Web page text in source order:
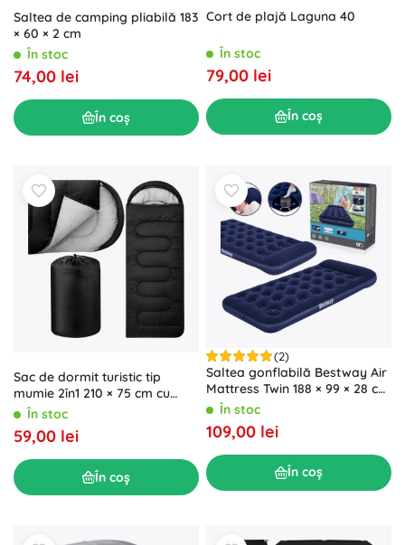
Saltea de camping pliabilă 183
× 60 × 2 cm
În stoc
74,00 lei
În coș
Cort de plajă Laguna 40
În stoc
79,00 lei
În coș
Sac de dormit turistic tip
mumie 2în1 210 × 75 cm cu
glugă, negru
În stoc
59,00 lei
În coș
(2)
Saltea gonflabilă Bestway Air
Mattress Twin 188 × 99 × 28 cm
cu pompă integrată
În stoc
109,00 lei
În coș